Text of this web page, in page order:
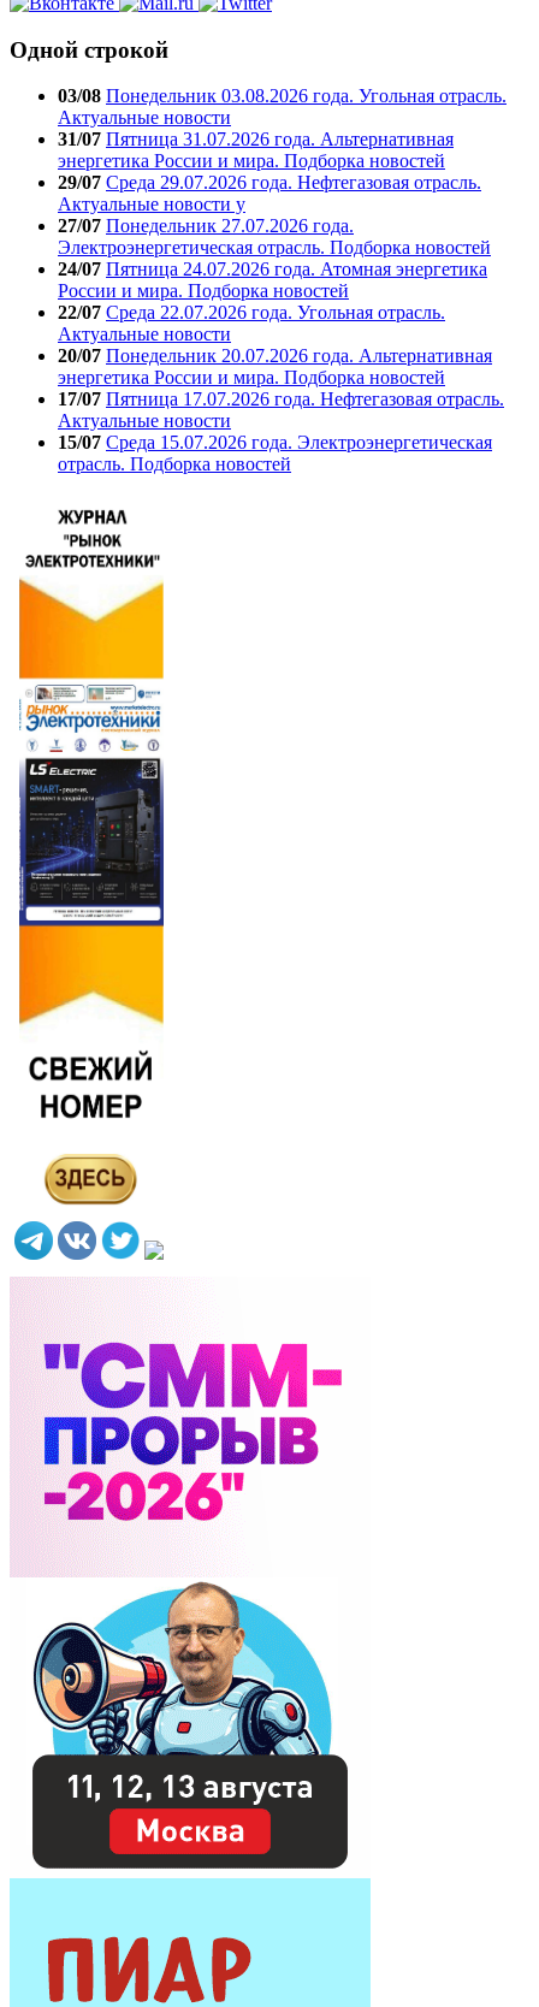
Одной строкой
03/08 Понедельник 03.08.2026 года. Угольная отрасль.
Актуальные новости
31/07 Пятница 31.07.2026 года. Альтернативная
энергетика России и мира. Подборка новостей
29/07 Среда 29.07.2026 года. Нефтегазовая отрасль.
Актуальные новости у
27/07 Понедельник 27.07.2026 года.
Электроэнергетическая отрасль. Подборка новостей
24/07 Пятница 24.07.2026 года. Атомная энергетика
России и мира. Подборка новостей
22/07 Среда 22.07.2026 года. Угольная отрасль.
Актуальные новости
20/07 Понедельник 20.07.2026 года. Альтернативная
энергетика России и мира. Подборка новостей
17/07 Пятница 17.07.2026 года. Нефтегазовая отрасль.
Актуальные новости
15/07 Среда 15.07.2026 года. Электроэнергетическая
отрасль. Подборка новостей